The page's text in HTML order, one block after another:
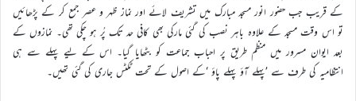
کے قریب جب حضور انور مسجد مبارک میں تشریف لائے اور نماز ظہر و عصر جمع کر کے پڑھائیں
تو اس وقت مسجد کے علاوہ باہر نصب کی گئی مارکی بھی کافی حد تک پُر ہو چکی تھی۔ نمازوں کے
بعد ایوان مسرور میں منظم طریق پر احباب جماعت کو بٹھایا گیا۔ اس کے لیے پہلے سے ہی
انتظامیہ کی طرف سے ’پہلے آؤ پہلے پاؤ ‘کے اصول کے تحت ٹکٹس جاری کی گئی تھیں۔